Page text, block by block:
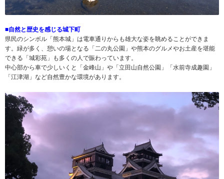
■自然と歴史を感じる城下町
県民のシンボル「熊本城」は電車通りからも雄大な姿を眺めることができま
す。緑が多く、憩いの場となる「二の丸公園」や熊本のグルメやお土産を堪能
できる「城彩苑」も多くの人で賑わっています。
中心部から車で少しいくと「金峰山」や「立田山自然公園」「水前寺成趣園」
「江津湖」など自然豊かな環境があります。